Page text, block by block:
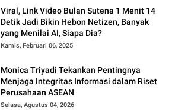
Viral, Link Video Bulan Sutena 1 Menit 14
Detik Jadi Bikin Hebon Netizen, Banyak
yang Menilai AI, Siapa Dia?
Kamis, Februari 06, 2025
Monica Triyadi Tekankan Pentingnya
Menjaga Integritas Informasi dalam Riset
Perusahaan ASEAN
Selasa, Agustus 04, 2026